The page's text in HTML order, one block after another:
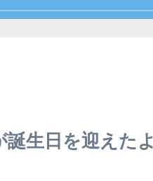
誕生日を迎えたよ